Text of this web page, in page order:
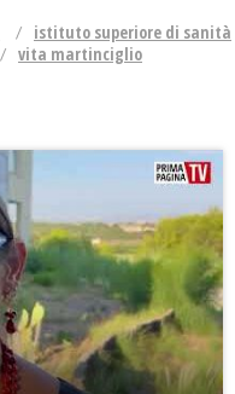
istituto superiore di sanità
vita martinciglio